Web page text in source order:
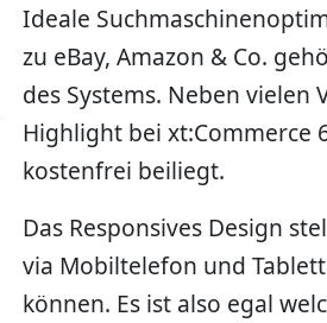
Ideale
zu eBay, Amazon & Co.
des Systems. Neben
Highlight bei xt:Commerce
kostenfrei beiliegt.
Das Responsives Design
via Mobiltelefon und
können. Es ist also egal